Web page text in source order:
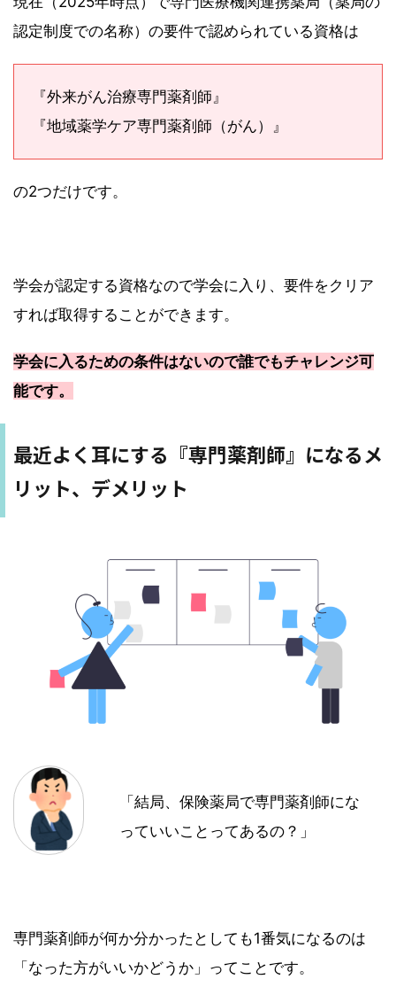
認定制度での名称）の要件で認められている資格は
『外来がん治療専門薬剤師』
『地域薬学ケア専門薬剤師（がん）』
の2つだけです。
学会が認定する資格なので学会に入り、要件をクリア
すれば取得することができます。
学会に入るための条件はないので誰でもチャレンジ可
能です。
最近よく耳にする『専門薬剤師』になるメ
リット、デメリット
「結局、保険薬局で専門薬剤師にな
っていいことってあるの？」
専門薬剤師が何か分かったとしても1番気になるのは
「なった方がいいかどうか」ってことです。